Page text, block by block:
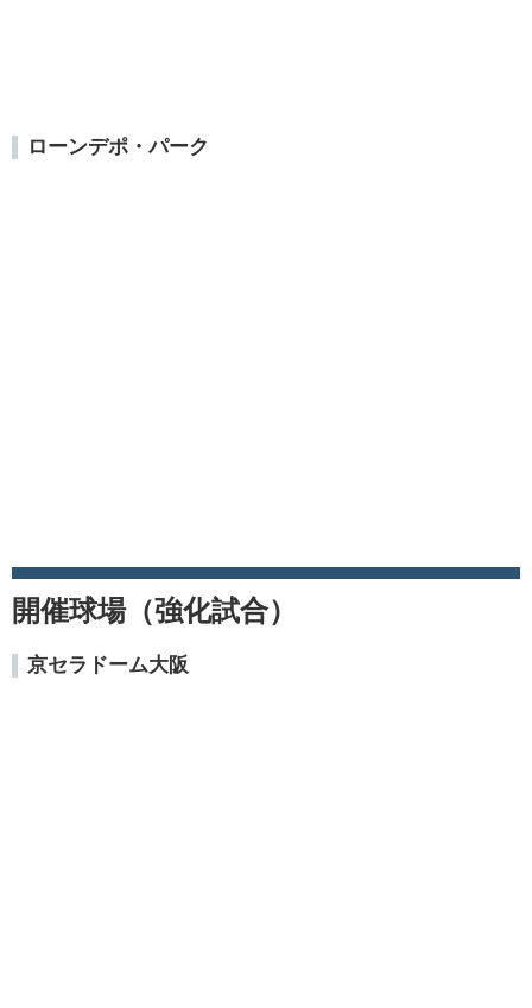
ローンデポ・パーク
開催球場（強化試合）
京セラドーム大阪